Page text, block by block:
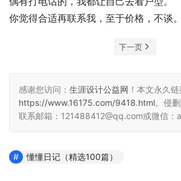
你觉得合适再联系我，至于价格，不谈。
下一页
感谢您访问： 生涯设计公益网 ！本文永久链
https://www.16175.com/9418.html。侵
联系邮箱：121488412@qq.com或微信：
懂懂日记（精选100篇）